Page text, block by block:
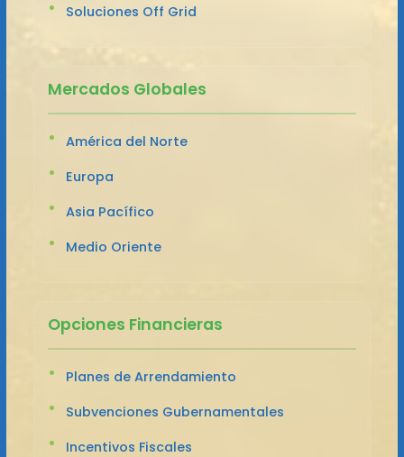
Soluciones Off Grid
Mercados Globales
América del Norte
Europa
Asia Pacífico
Medio Oriente
Opciones Financieras
Planes de Arrendamiento
Subvenciones Gubernamentales
Incentivos Fiscales